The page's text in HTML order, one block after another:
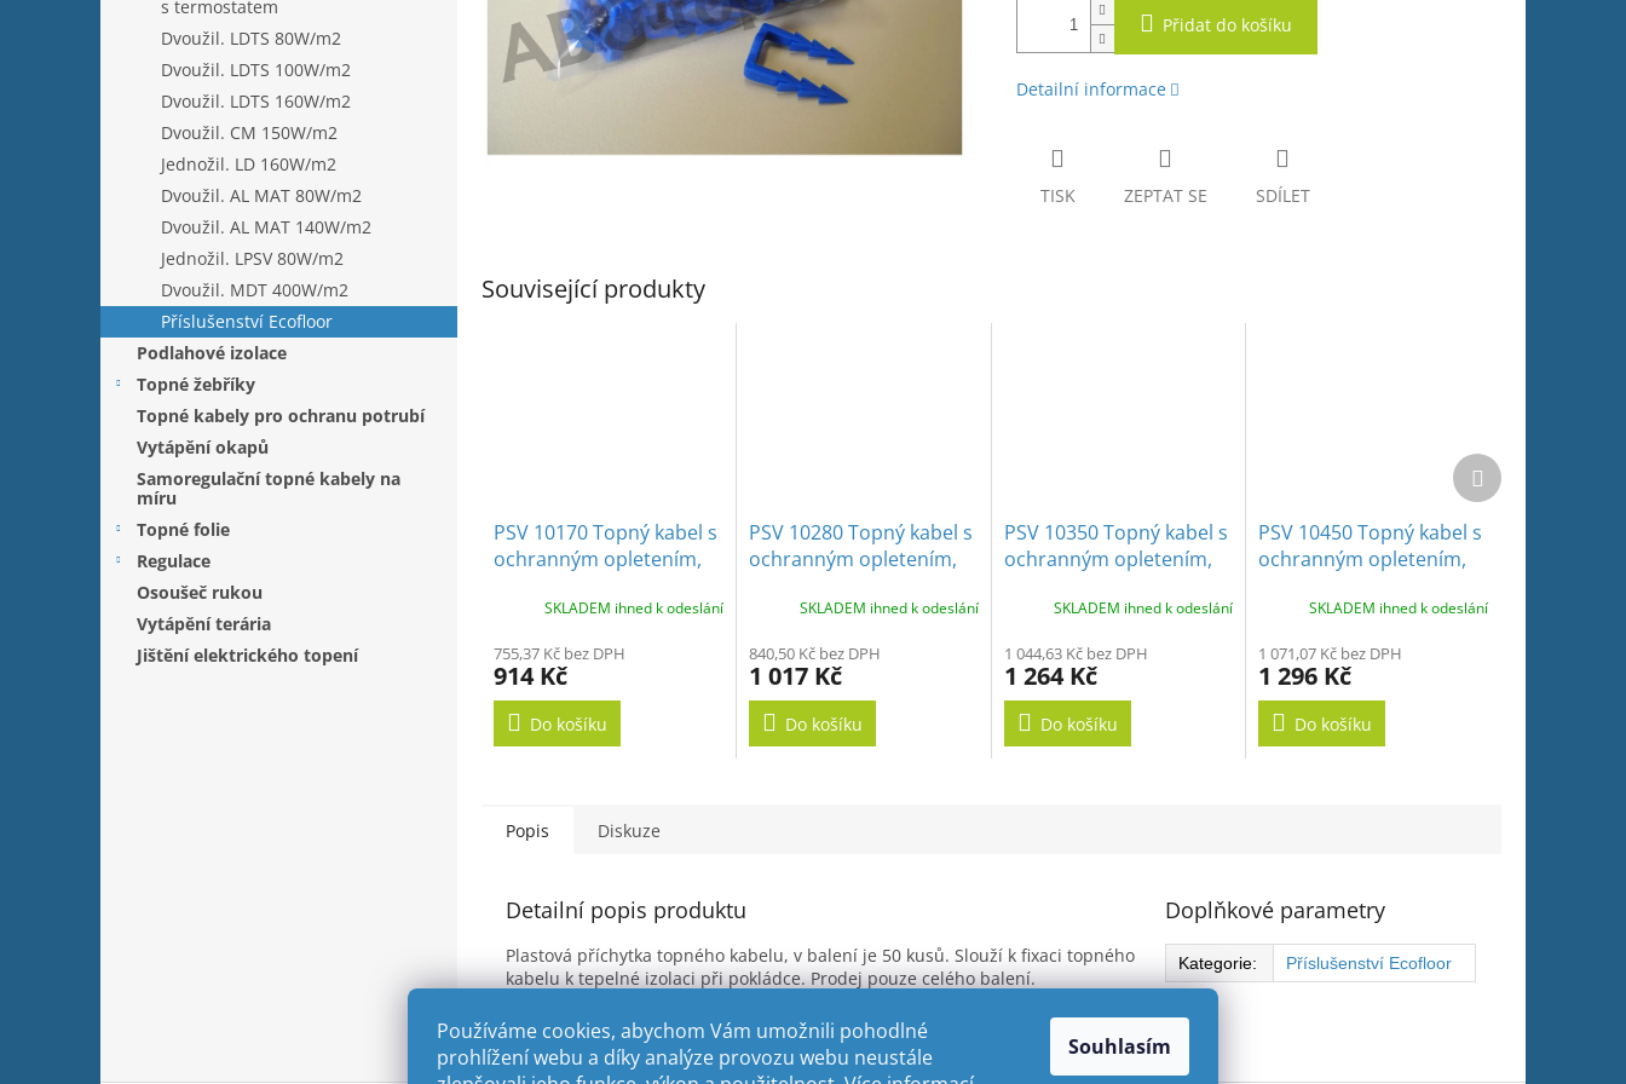
Používáme cookies, abychom Vám umožnili pohodlné
prohlížení webu a díky analýze provozu webu neustále
Souhlasím
s termostatem
Dvoužil. LDTS 80W/m2
Dvoužil. LDTS 100W/m2
Dvoužil. LDTS 160W/m2
Dvoužil. CM 150W/m2
Jednožil. LD 160W/m2
Dvoužil. AL MAT 80W/m2
Dvoužil. AL MAT 140W/m2
Jednožil. LPSV 80W/m2
Dvoužil. MDT 400W/m2
Příslušenství Ecofloor
Podlahové izolace
Topné žebříky
Topné kabely pro ochranu potrubí
Vytápění okapů
Samoregulační topné kabely na
míru
Topné folie
Regulace
Osoušeč rukou
Vytápění terária
Jištění elektrického topení
Přidat do košíku
Detailní informace
TISK ZEPTAT SE SDÍLET
Související produkty
PSV 10170 Topný kabel s
ochranným opletením,
SKLADEM ihned k odeslání
755,37 Kč bez DPH
914 Kč
Do košíku
PSV 10280 Topný kabel s
ochranným opletením,
SKLADEM ihned k odeslání
840,50 Kč bez DPH
1 017 Kč
Do košíku
PSV 10350 Topný kabel s
ochranným opletením,
SKLADEM ihned k odeslání
1 044,63 Kč bez DPH
1 264 Kč
Do košíku
PSV 10450 Topný kabel s
ochranným opletením,
SKLADEM ihned k odeslání
1 071,07 Kč bez DPH
1 296 Kč
Do košíku
Další
produkt
Popis Diskuze
Detailní popis produktu
Plastová příchytka topného kabelu, v balení je 50 kusů. Slouží k fixaci topného
kabelu k tepelné izolaci při pokládce. Prodej pouze celého balení.
Doplňkové parametry
Kategorie: Příslušenství Ecofloor